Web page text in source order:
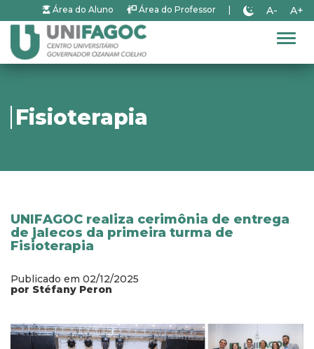
Área do Aluno Área do Professor A- A+
Fisioterapia
UNIFAGOC realiza cerimônia de entrega
de jalecos da primeira turma de
Fisioterapia
Publicado em 02/12/2025
por Stéfany Peron